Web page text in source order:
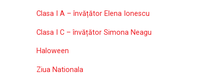
Clasa I A – învățător Elena Ionescu
Clasa I C – învățător Simona Neagu
Haloween
Ziua Nationala